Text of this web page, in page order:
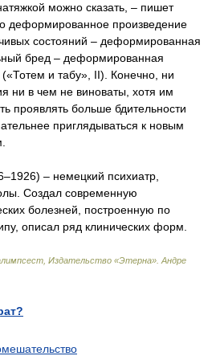
можно сказать, – пишет
деформированное произведение
состояний – деформированная
бред – деформированная
и табу», II). Конечно, ни
ни в чем не виноваты, хотя им
проявлять больше бдительности
приглядываться к новым
– немецкий психиатр,
Создал современную
болезней, построенную по
описал ряд клинических форм.
Издательство «Этерна» Андре